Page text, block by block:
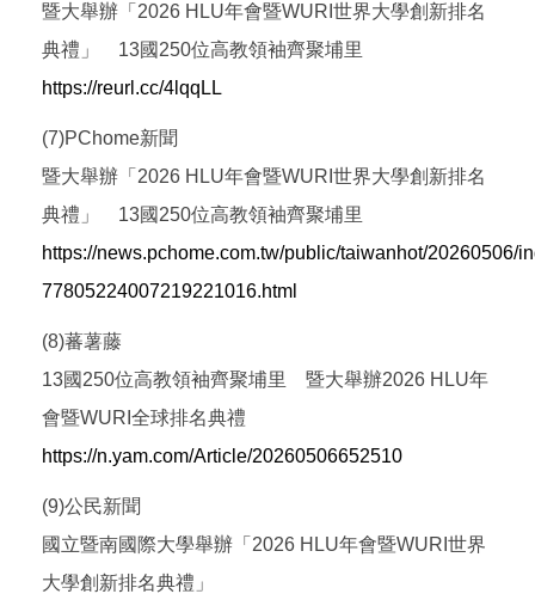
暨大舉辦「2026 HLU年會暨WURI世界大學創新排名
典禮」 13國250位高教領袖齊聚埔里
https://reurl.cc/4lqqLL
(7)PChome新聞
暨大舉辦「2026 HLU年會暨WURI世界大學創新排名
典禮」 13國250位高教領袖齊聚埔里
https://news.pchome.com.tw/public/taiwanhot/20260506/
77805224007219221016.html
(8)蕃薯藤
13國250位高教領袖齊聚埔里 暨大舉辦2026 HLU年
會暨WURI全球排名典禮
https://n.yam.com/Article/20260506652510
(9)公民新聞
國立暨南國際大學舉辦「2026 HLU年會暨WURI世界
大學創新排名典禮」